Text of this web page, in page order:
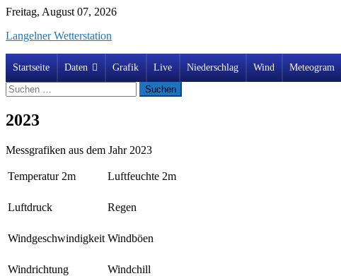
Skip
content
Freitag, August 07, 2026
Langelner Wetterstation
Startseite Daten Grafik Live Niederschlag Wind Meteogram
Suchen
nach:
2023
Messgrafiken aus dem Jahr 2023
Temperatur 2m Luftfeuchte 2m
Luftdruck Regen
Windgeschwindigkeit Windböen
Windrichtung Windchill